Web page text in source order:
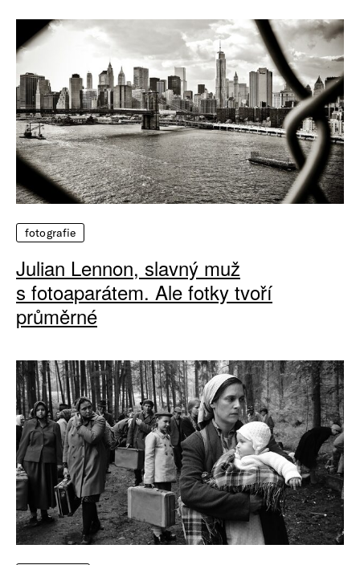
fotografie
Julian Lennon, slavný muž
s fotoaparátem. Ale fotky tvoří
průměrné